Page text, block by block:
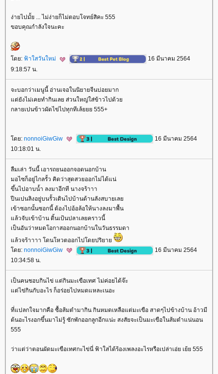
ง่ายไปมั้ย ... ไม่ง่ายก็ไม่ตอบโจทย์สิคะ 555
ขอบคุณกำลังใจนะคะ
ดย: ฟ้าใสวันใหม่
16 มีนาคม 2564
9:18:57 น.
จะบอกว่าเมนูนี้ อ่านเจอในนิยายจีนบ่อยมาก
ต่ยังไม่เคยทำกินเลย ส่วนใหญ่ใส่ข้าวไปด้ว
กลายเปนข้าวผัดไข่ไปทุกทีเล้ยยย 555+
ดย: nonnoiGiwGiw
16 มีนาคม 2564
10:18:01 น.
ลืมเล่า วันนี้ เอารถยนออกจอดนอกบ้าน
มอไซก็อยู่ไกลรั้ว คิดว่าสุดสวยออกไม่ได้แน่
ขึ้นไปอาบน้ำ ลงมาอีกที นางจร้าาา
ปีนเปนลิงอยู่บนรั้วเดินไปบ้านด้านลังสบายเล
เข้าซอกนั้นซอกนี้ ต้องไปอ้อล้อให้นางลงมาพื้น
ล้วจับเข้าบ้าน ดิ้นเป้นปลาเลยคราวนี้
เป็นอันว่าหมดโอกาสออกนอกบ้านในวันธรรมดา
ล้วจร้าาาา โดนโหวตออกไปโดยปริยา
ดย: nonnoiGiwGiw
16 มีนาคม 2564
10:34:58 น.
เป็นคนชอบกินไข่ แต่กินมะเขือเทศ ไม่ค่อยได้จ๊ะ
ต่ไข่กินกับอะไร ก็อร่อยไปหมดแหละเนอะ
ที่แปลกใจมากคือ ซื้อส้มตำมากิน กินหมดเหลือแต่มะเขือ สาดๆไปข้างบ้าน อ้าวมี
ต้นอะไรงอกขึ้นมาไม่รู้ ซักพักออกลูกอีกแน่ะ สงสัยจะเป็นมะเขือในส้มตำแน่นอน
555
ว่าแต่ว่าตอนผัดมะเขือเทศกะไข่นี่ ฟ้าใสได้ร้องเพลงอะไรหรือเปล่าเอ่ย เย้ย 555